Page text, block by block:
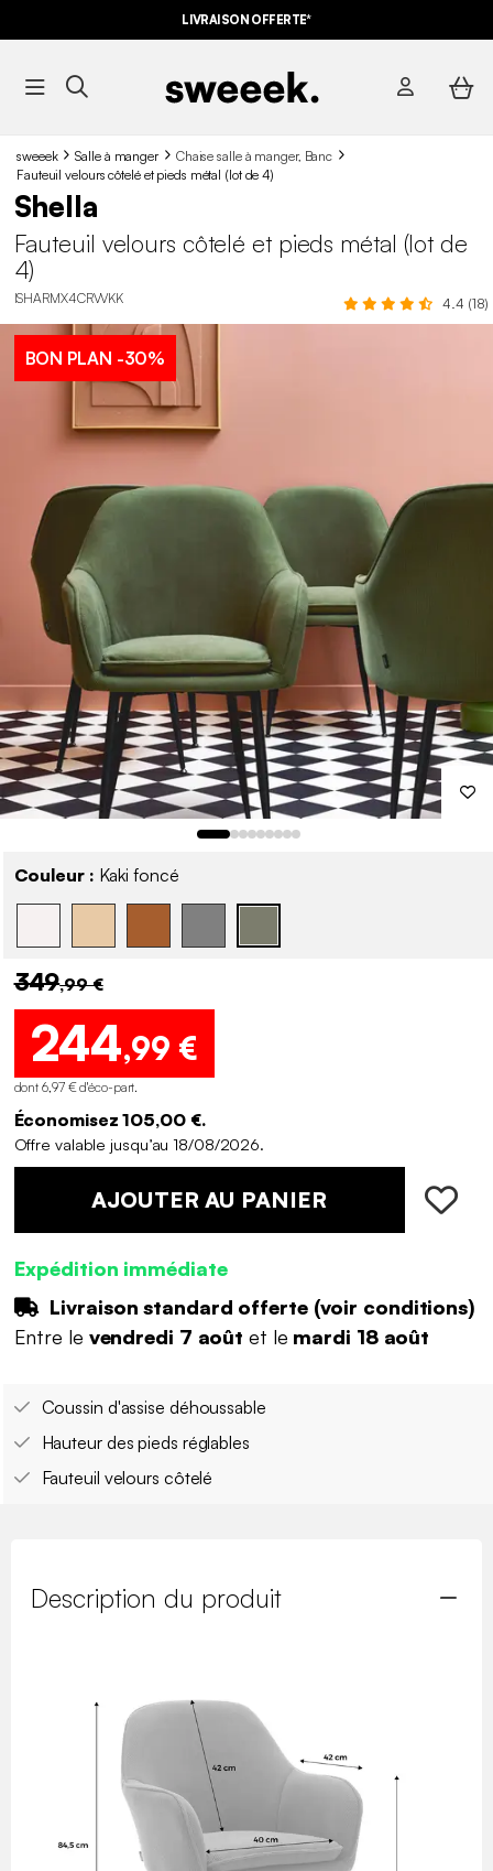
LIVRAISON OFFERTE*
sweeek Salle à manger
Chaise salle à manger, Banc
Fauteuil velours côtelé et pieds métal (lot de 4)
Shella
Fauteuil velours côtelé et pieds métal (lot de
4)
ISHARMX4CRVVKK 4.4 (18)
BON PLAN -30%
Couleur : Kaki foncé
349,99 €
244,99 €
dont 6,97 € d'éco-part.
Économisez 105,00 €.
Offre valable jusqu’au 18/08/2026.
AJOUTER AU PANIER
Expédition immédiate
Livraison standard offerte (voir conditions)
Entre le vendredi 7 août et le mardi 18 août
Coussin d'assise déhoussable
Hauteur des pieds réglables
Fauteuil velours côtelé
Description du produit